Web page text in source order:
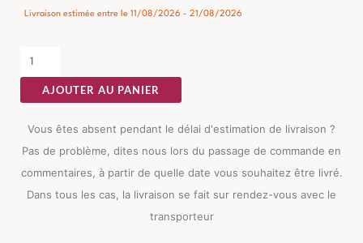
Livraison estimée entre le 11/08/2026 - 21/08/2026
Table
Moutarde
Ixia
51cm
AJOUTER AU PANIER
Vous êtes absent pendant le délai d'estimation de livraison ?
Pas de problème, dites nous lors du passage de commande en
commentaires, à partir de quelle date vous souhaitez être livré.
Dans tous les cas, la livraison se fait sur rendez-vous avec le
transporteur